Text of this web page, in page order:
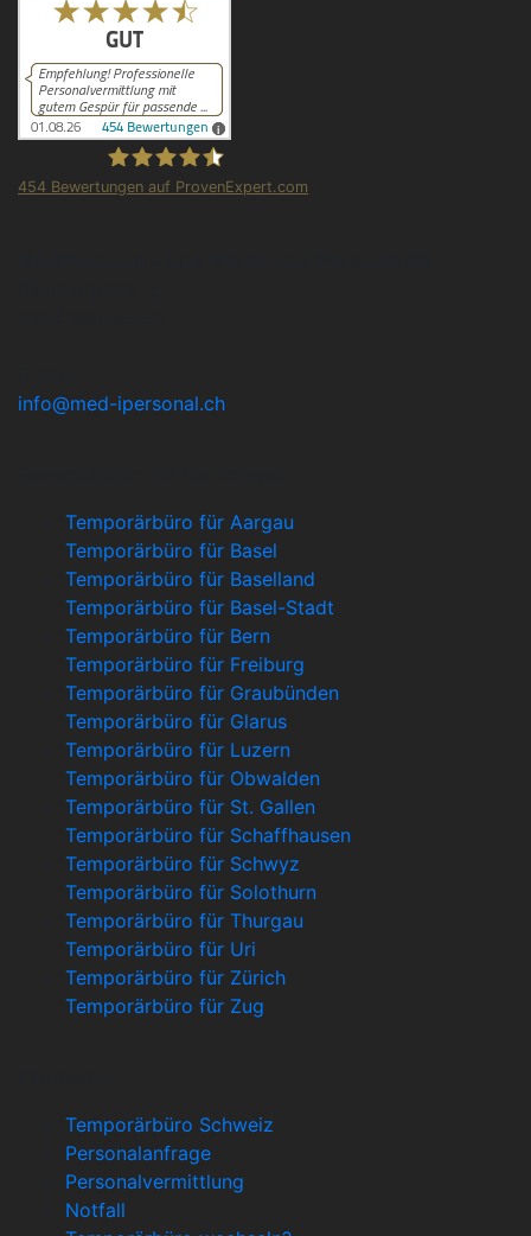
454 Bewertungen auf ProvenExpert.com
info@med-ipersonal.ch
Temporärbüro für Aargau
Temporärbüro für Basel
Temporärbüro für Baselland
Temporärbüro für Basel-Stadt
Temporärbüro für Bern
Temporärbüro für Freiburg
Temporärbüro für Graubünden
Temporärbüro für Glarus
Temporärbüro für Luzern
Temporärbüro für Obwalden
Temporärbüro für St. Gallen
Temporärbüro für Schaffhausen
Temporärbüro für Schwyz
Temporärbüro für Solothurn
Temporärbüro für Thurgau
Temporärbüro für Uri
Temporärbüro für Zürich
Temporärbüro für Zug
Temporärbüro Schweiz
Personalanfrage
Personalvermittlung
Notfall